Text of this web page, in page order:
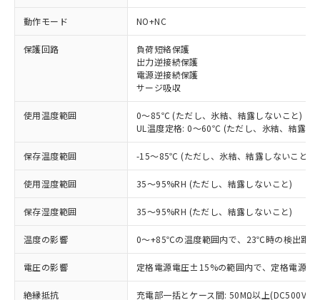
動作モード NO+NC
保護回路
負荷短絡保護
出力逆接続保護
電源逆接続保護
サージ吸収
使用温度範囲
0～85℃ (ただし、氷結、結露しないこと)
UL温度定格: 0～60℃ (ただし、氷結、結露し
保存温度範囲 -15～85℃ (ただし、氷結、結露しないこと)
使用湿度範囲 35～95%RH (ただし、結露しないこと)
保存湿度範囲 35～95%RH (ただし、結露しないこと)
温度の影響 0～+85℃の温度範囲内で、23℃時の検出距
電圧の影響 定格電源電圧±15%の範囲内で、定格電源
絶縁抵抗 充電部一括とケース間: 50MΩ以上(DC500Vメ
ご利用条件
以下の条件をお読みいただき、同意のうえ
ご利用ください。
本サービスは、当社制御機器事業取扱
商品の当社在庫状況および標準価格
(税抜)を提供させていただくもので
当社制御機器事業取扱商品の中には、
本サービスの対象外となる商品もある
ことをご了承ください。
在庫状況および標準価格照会結果は、
対応済み：EU RoHS指令（10物質）の
非含有に対応した製品が提供可能な商品で
対応予定：EU RoHS指令（10物質）の非含
有に対応した製品に切り替える予定のある
商品です。
対応予定なし：EU RoHS指令（10物質）の
非含有に非対応の商品で、対応品を出す予
定はありません。
調査・確認中：EU RoHS指令（10物質）の
非含有の対応状況を調査中または確認中の
非該当品：ライセンス料など無形物で、有
害物質有無と関係のない商品です。
仕入先様の事情により、非含有部品として
いたものが、含有品と判明した場合などや
※1 中国RoHS○×表
「○」：最大均質材料含有率が中国RoHSの
基準値以下であることを示します。
「×」：最大均質材料含有率が中国RoHSの
基準値を超えていることを示します。
「－」：未確認です。当社販売部門へお問
い合わせください。
当社は、これら貴社製品のうち、外国
為替および外国貿易法に定める商品
（以下｢規制貨物等」という）を輸出